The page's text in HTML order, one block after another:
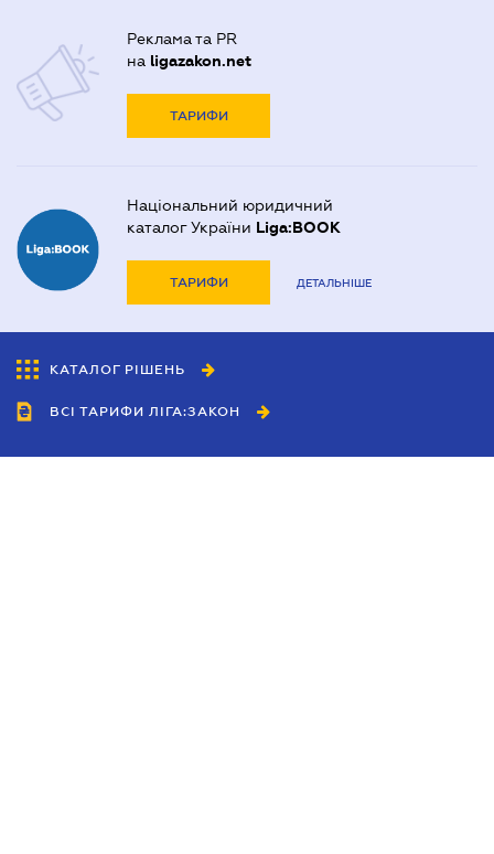
Реклама та PR
на ligazakon.net
ТАРИФИ
Національний юридичний
каталог України Liga:BOOK
ТАРИФИ ДЕТАЛЬНІШЕ
КАТАЛОГ РІШЕНЬ
ВСІ ТАРИФИ ЛІГА:ЗАКОН